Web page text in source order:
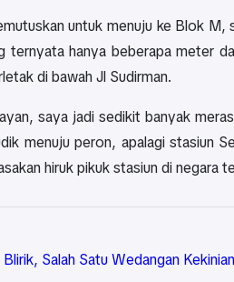
untuk menuju ke Blok
ternyata hanya beberapa meter
di bawah Jl Sudirman.
saya jadi sedikit banyak
menuju peron, apalagi stasiun
hiruk pikuk stasiun di negara
Salah Satu Wedangan